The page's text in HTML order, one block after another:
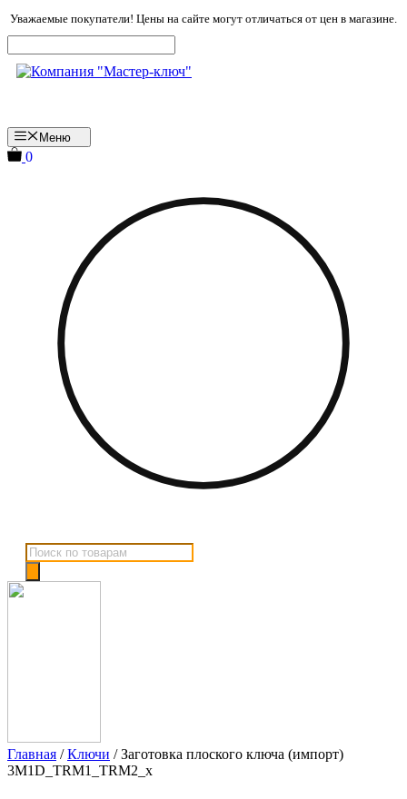
Перейти
к
содержимому
Уважаемые покупатели! Цены на сайте могут отличаться от цен в магазине.
Меню
0
Поиск
товаров
Главная /Ключи / Заготовка плоского ключа (импорт)
3M1D_TRM1_TRM2_x